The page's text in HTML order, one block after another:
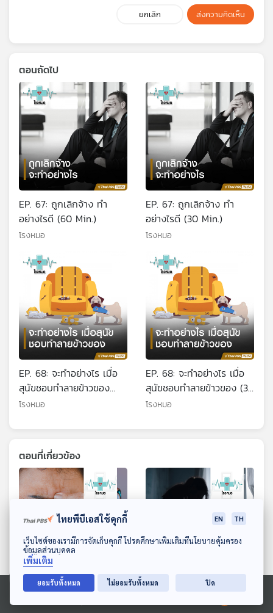
ดาวน์โหลด Thai PBS Podcast Application
Ⓒ 2020 องค์การกระจายเสียงและแพร่ภาพสาธารณะแห่งประเทศไทย
ยกเลิก ส่งความคิดเห็น
ตอนถัดไป
EP. 67: ถูกเลิกจ้าง ทำ
อย่างไรดี (60 Min.)
โรงหมอ
EP. 67: ถูกเลิกจ้าง ทำ
อย่างไรดี (30 Min.)
โรงหมอ
EP. 68: จะทำอย่างไร เมื่อ
สุนัขชอบทำลายข้าวของ
(60 Min.)
โรงหมอ
EP. 68: จะทำอย่างไร เมื่อ
สุนัขชอบทำลายข้าวของ (30
Min.)
โรงหมอ
ตอนที่เกี่ยวข้อง
EP. 1233: ต้อลม ต้อกระจก
และปัญหาสายตาในเด็กเล็ก
EP. 1166: ไม่รู้จะเริ่มต้นชีวิต
ใหม่ยังไงดี จากเหตุการณ์
ไทยพีบีเอสใช้คุกกี้ EN TH
เว็บไซต์ของเรามีการจัดเก็บคุกกี้ โปรดศึกษาเพิ่มเติมที่นโยบายคุ้มครอง
ข้อมูลส่วนบุคคล
เพิ่มเติม
ยอมรับทั้งหมด ไม่ยอมรับทั้งหมด ปิด